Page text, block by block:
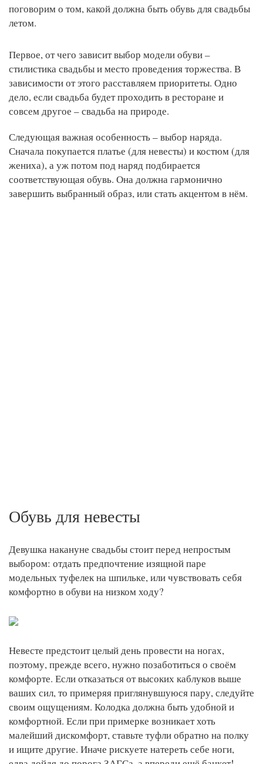
поговорим о том, какой должна быть обувь для свадьбы
летом.
Первое, от чего зависит выбор модели обуви –
стилистика свадьбы и место проведения торжества. В
зависимости от этого расставляем приоритеты. Одно
дело, если свадьба будет проходить в ресторане и
совсем другое – свадьба на природе.
Следующая важная особенность – выбор наряда.
Сначала покупается платье (для невесты) и костюм (для
жениха), а уж потом под наряд подбирается
соответствующая обувь. Она должна гармонично
завершить выбранный образ, или стать акцентом в нём.
Обувь для невесты
Девушка накануне свадьбы стоит перед непростым
выбором: отдать предпочтение изящной паре
модельных туфелек на шпильке, или чувствовать себя
комфортно в обуви на низком ходу?
Невесте предстоит целый день провести на ногах,
поэтому, прежде всего, нужно позаботиться о своём
комфорте. Если отказаться от высоких каблуков выше
ваших сил, то примеряя приглянувшуюся пару, следуйте
своим ощущениям. Колодка должна быть удобной и
комфортной. Если при примерке возникает хоть
малейший дискомфорт, ставьте туфли обратно на полку
и ищите другие. Иначе рискуете натереть себе ноги,